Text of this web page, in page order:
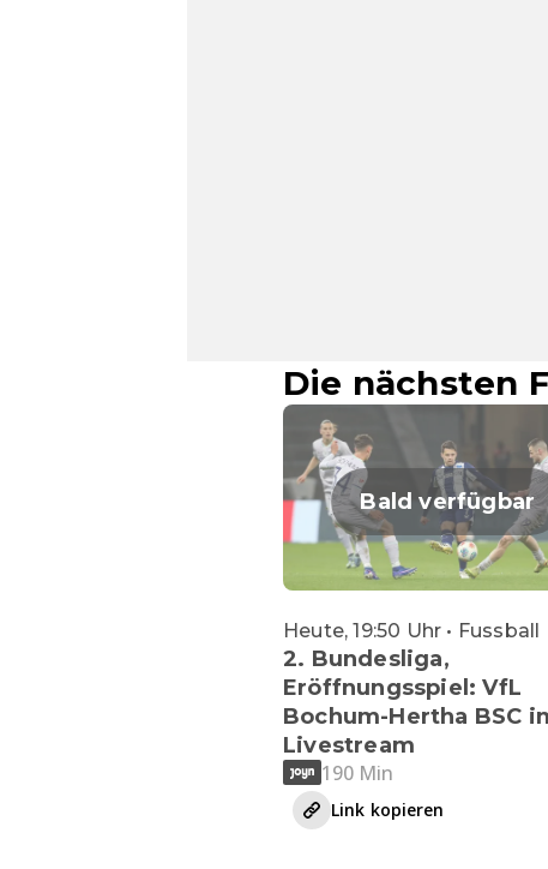
Die nächsten
Bald verfügbar
Heute, 19:50 Uhr • Fussball
2. Bundesliga,
Eröffnungsspiel: VfL
Bochum-Hertha BSC
Livestream
190 Min
Link kopieren